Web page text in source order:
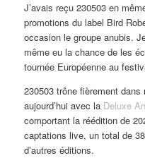
J’avais reçu 230503 en
promotions du label Bird
occasion le groupe anubis.
même eu la chance de les
tournée Européenne au
230503 trône fièrement
aujourd’hui avec la Deluxe
comportant la réédition de
captations live, un total de
d’autres éditions.